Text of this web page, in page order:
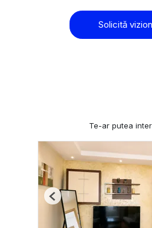
Solicită
Te-ar putea
Previous